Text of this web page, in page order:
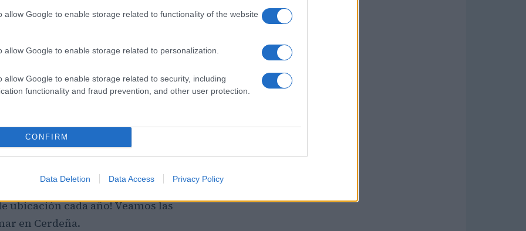
allow Google to enable storage related to functionality of the website
allow Google to enable storage related to personalization.
allow Google to enable storage related to security, including
functionality and fraud prevention, and other user protection.
CONFIRM
Data Deletion Data Access Privacy Policy
o pequeñas, cantantes y caletas
hacerse basándose en las características
disfrutar de una libertad y tranquilidad
por el contrario, en muchos centros
el día también es muy activo. Así que
como para jóvenes.
y ciudades con vistas al mar, listo para
vienen año tras año. La mayoría están
del paisaje, merecería una visita por
ubicación cada año! Veamos las
en Cerdeña.